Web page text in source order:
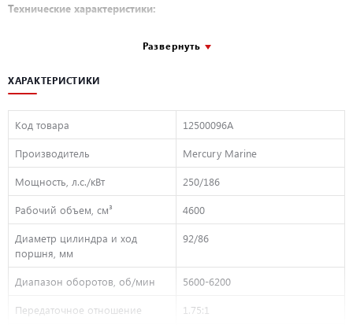
Технические характеристики:
250 / 186
Тип двигателя
Обороты при полном газе,
об/мин
5600-6200
Забор воздуха
Performance-Tuned Long-
Runner Intake Manifold
Система впрыска топлива
Электронная система
Генератор переменного
тока, А
85
Неэтилированный Регуляр,
Развернуть
ХАРАКТЕРИСТИКИ
Код товара 12500096A
Производитель Mercury Marine
Мощность, л.с./кВт 250/186
Рабочий объем, см³ 4600
Диаметр цилиндра и ход
поршня, мм
92/86
Диапазон оборотов, об/мин 5600-6200
Передаточное отношение 1.75:1